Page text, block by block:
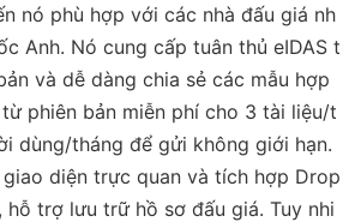
nó phù hợp với các nhà đấu giá nh
Anh. Nó cung cấp tuân thủ eIDAS t
và dễ dàng chia sẻ các mẫu hợp
phiên bản miễn phí cho 3 tài liệu/t
dùng/tháng để gửi không giới hạn.
diện trực quan và tích hợp Drop
trợ lưu trữ hồ sơ đấu giá. Tuy nhi